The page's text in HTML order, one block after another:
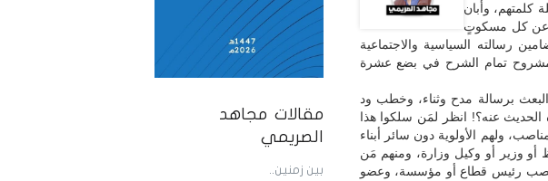
مقالات مجاهد
الصريمي
بين زمنين..
كلمتهم، وأبان
عن كل مسكوتٍ
رسالته السياسية والاجتماعية
المشروح تمام الشرح في بضع عشرة
برسالة مدح وثناء، وخطب ود
الحديث عنه؟! انظر لمَن سلكوا هذا
ولهم الأولوية دون سائر أبناء
أو وزير أو وكيل وزارة، ومنهم مَن
منصب رئيس قطاع أو مؤسسة، وعضو